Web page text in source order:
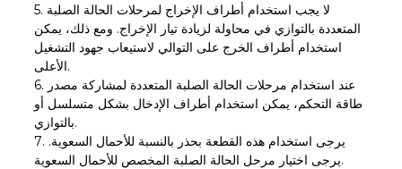
5. لا يجب استخدام أطراف الإخراج لمرحلات الحالة الصلبة
المتعددة بالتوازي في محاولة لزيادة تيار الإخراج. ومع ذلك، يمكن
استخدام أطراف الخرج على التوالي لاستيعاب جهود التشغيل
الأعلى.
6. عند استخدام مرحلات الحالة الصلبة المتعددة لمشاركة مصدر
طاقة التحكم، يمكن استخدام أطراف الإدخال بشكل متسلسل أو
بالتوازي.
7. يرجى استخدام هذه القطعة بحذر بالنسبة للأحمال السعوية.
يرجى اختيار مرحل الحالة الصلبة المخصص للأحمال السعوية.